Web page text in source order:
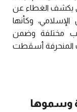
يكشف الغطاء عن
الإسلامي، وكأنها
مختلفة وضمن
المنحرفة أسقطت
وسموها